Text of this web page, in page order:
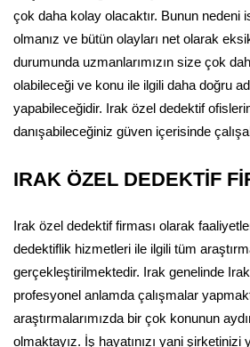
çok daha kolay olacaktır. Bunun nedeni
olmanız ve bütün olayları net olarak
durumunda uzmanlarımızın size çok
olabileceği ve konu ile ilgili daha doğru
yapabileceğidir. Irak özel dedektif
danışabileceğiniz güven içerisinde
IRAK ÖZEL DEDEKTİF
Irak özel dedektif firması olarak
dedektiflik hizmetleri ile ilgili tüm
gerçekleştirilmektedir. Irak genelinde
profesyonel anlamda çalışmalar
araştırmalarımızda bir çok konunun
olmaktayız. İş hayatınızı yani şirketinizi